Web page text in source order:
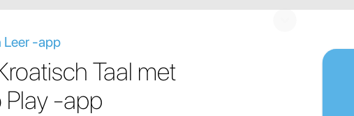
Leer -app
Taal met
Play -app